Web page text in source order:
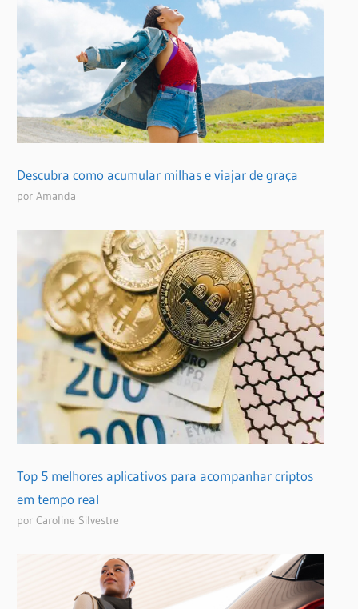
Descubra como acumular milhas e viajar de graça
por Amanda
Top 5 melhores aplicativos para acompanhar criptos
em tempo real
por Caroline Silvestre